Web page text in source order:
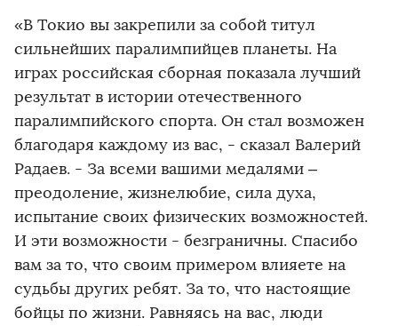
«В Токио вы закрепили за собой титул
сильнейших паралимпийцев планеты. На
играх российская сборная показала лучший
результат в истории отечественного
паралимпийского спорта. Он стал возможен
благодаря каждому из вас, - сказал Валерий
Радаев. - За всеми вашими медалями –
преодоление, жизнелюбие, сила духа,
испытание своих физических возможностей.
И эти возможности - безграничны. Спасибо
вам за то, что своим примером влияете на
судьбы других ребят. За то, что настоящие
бойцы по жизни. Равняясь на вас, люди